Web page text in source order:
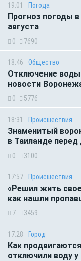
19:01 Погода
Прогноз погоды
августа
0 7690
18:46 Общество
Отключение
новости
0 5776
18:31 Происшествия
Знаменитый
в Таиланде
0 3100
17:57 Происшествия
«Решил жить
как нашли
7 3459
17:28 Город
Как
отключили воду